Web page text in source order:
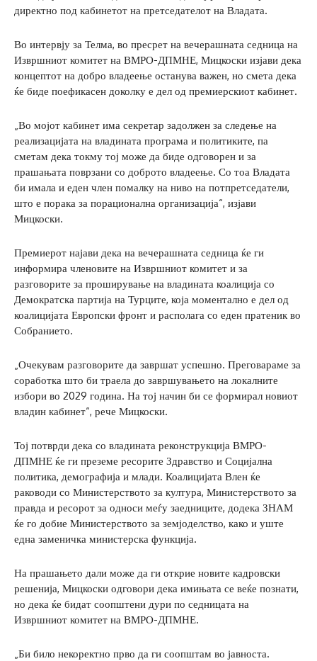
директно под кабинетот на претседателот на Владата.
Во интервју за Телма, во пресрет на вечерашната седница на
Извршниот комитет на ВМРО-ДПМНЕ, Мицкоски изјави дека
концептот на добро владеење останува важен, но смета дека
ќе биде поефикасен доколку е дел од премиерскиот кабинет.
„Во мојот кабинет има секретар задолжен за следење на
реализацијата на владината програма и политиките, па
сметам дека токму тој може да биде одговорен и за
прашањата поврзани со доброто владеење. Со тоа Владата
би имала и еден член помалку на ниво на потпретседатели,
што е порака за порационална организација“, изјави
Мицкоски.
Премиерот најави дека на вечерашната седница ќе ги
информира членовите на Извршниот комитет и за
разговорите за проширување на владината коалиција со
Демократска партија на Турците, која моментално е дел од
коалицијата Европски фронт и располага со еден пратеник во
Собранието.
„Очекувам разговорите да завршат успешно. Преговараме за
соработка што би траела до завршувањето на локалните
избори во 2029 година. На тој начин би се формирал новиот
владин кабинет“, рече Мицкоски.
Тој потврди дека со владината реконструкција ВМРО-
ДПМНЕ ќе ги преземе ресорите Здравство и Социјална
политика, демографија и млади. Коалицијата Влен ќе
раководи со Министерството за култура, Министерството за
правда и ресорот за односи меѓу заедниците, додека ЗНАМ
ќе го добие Министерството за земјоделство, како и уште
една заменичка министерска функција.
На прашањето дали може да ги открие новите кадровски
решенија, Мицкоски одговори дека имињата се веќе познати,
но дека ќе бидат соопштени дури по седницата на
Извршниот комитет на ВМРО-ДПМНЕ.
„Би било некоректно прво да ги соопштам во јавноста.